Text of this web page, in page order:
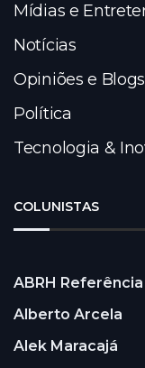
Mídias e
Notícias
Opiniões e Blogs
Política
Tecnologia &
COLUNISTAS
ABRH
Alberto Arcela
Alek Maracajá